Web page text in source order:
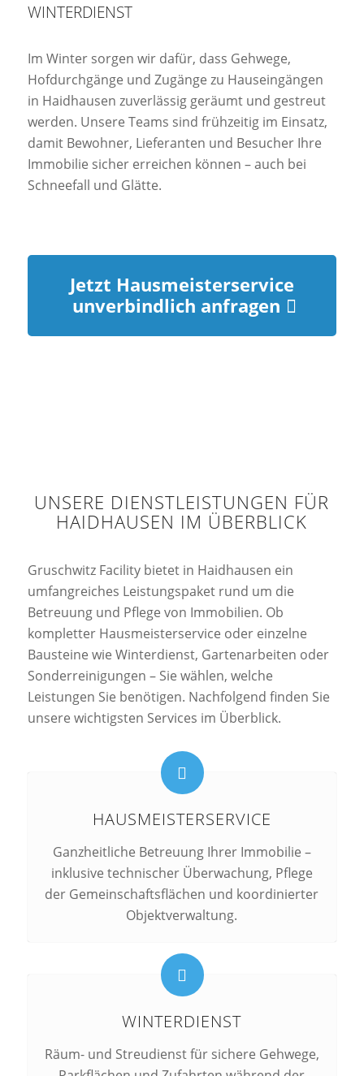
WINTERDIENST
Im Winter sorgen wir dafür, dass Gehwege,
Hofdurchgänge und Zugänge zu Hauseingängen
in Haidhausen zuverlässig geräumt und gestreut
werden. Unsere Teams sind frühzeitig im Einsatz,
damit Bewohner, Lieferanten und Besucher Ihre
Immobilie sicher erreichen können – auch bei
Schneefall und Glätte.
Jetzt Hausmeisterservice
unverbindlich anfragen
UNSERE DIENSTLEISTUNGEN FÜR
HAIDHAUSEN IM ÜBERBLICK
Gruschwitz Facility bietet in Haidhausen ein
umfangreiches Leistungspaket rund um die
Betreuung und Pflege von Immobilien. Ob
kompletter Hausmeisterservice oder einzelne
Bausteine wie Winterdienst, Gartenarbeiten oder
Sonderreinigungen – Sie wählen, welche
Leistungen Sie benötigen. Nachfolgend finden Sie
unsere wichtigsten Services im Überblick.
HAUSMEISTERSERVICE
Ganzheitliche Betreuung Ihrer Immobilie –
inklusive technischer Überwachung, Pflege
der Gemeinschaftsflächen und koordinierter
Objektverwaltung.
WINTERDIENST
Räum- und Streudienst für sichere Gehwege,